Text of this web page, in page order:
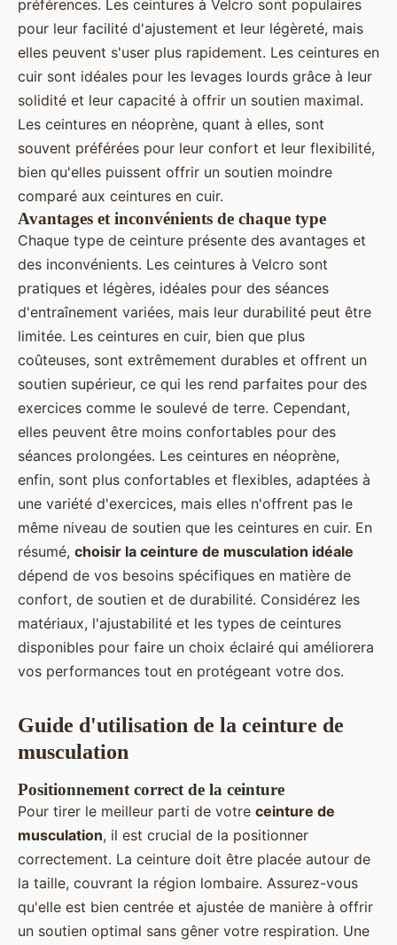
préférences. Les ceintures à Velcro sont populaires
pour leur facilité d'ajustement et leur légèreté, mais
elles peuvent s'user plus rapidement. Les ceintures en
cuir sont idéales pour les levages lourds grâce à leur
solidité et leur capacité à offrir un soutien maximal.
Les ceintures en néoprène, quant à elles, sont
souvent préférées pour leur confort et leur flexibilité,
bien qu'elles puissent offrir un soutien moindre
comparé aux ceintures en cuir.
Avantages et inconvénients de chaque type
Chaque type de ceinture présente des avantages et
des inconvénients. Les ceintures à Velcro sont
pratiques et légères, idéales pour des séances
d'entraînement variées, mais leur durabilité peut être
limitée. Les ceintures en cuir, bien que plus
coûteuses, sont extrêmement durables et offrent un
soutien supérieur, ce qui les rend parfaites pour des
exercices comme le soulevé de terre. Cependant,
elles peuvent être moins confortables pour des
séances prolongées. Les ceintures en néoprène,
enfin, sont plus confortables et flexibles, adaptées à
une variété d'exercices, mais elles n'offrent pas le
même niveau de soutien que les ceintures en cuir. En
résumé, choisir la ceinture de musculation idéale
dépend de vos besoins spécifiques en matière de
confort, de soutien et de durabilité. Considérez les
matériaux, l'ajustabilité et les types de ceintures
disponibles pour faire un choix éclairé qui améliorera
vos performances tout en protégeant votre dos.
Guide d'utilisation de la ceinture de
musculation
Positionnement correct de la ceinture
Pour tirer le meilleur parti de votre ceinture de
musculation, il est crucial de la positionner
correctement. La ceinture doit être placée autour de
la taille, couvrant la région lombaire. Assurez-vous
qu'elle est bien centrée et ajustée de manière à offrir
un soutien optimal sans gêner votre respiration. Une